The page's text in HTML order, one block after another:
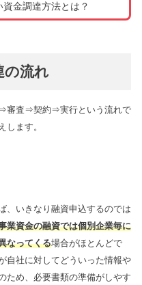
金調達方法とは？
の流れ
審査⇒契約⇒実行という流れで
します。
、いきなり融資申込するのでは
業資金の融資では個別企業毎に
なってくる場合がほとんどで
自社に対してどういった情報や
ため、必要書類の準備がしやす